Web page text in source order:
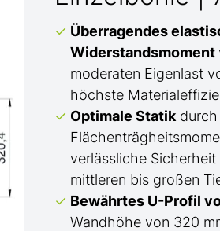
Überragendes
Widerstandsmoment
moderaten Eigenlast
höchste
Optimale Statik durch
verlässliche
mittleren bis großen
Bewährtes U-Profil
Wandhöhe von 320